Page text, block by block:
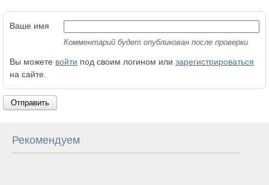
Ваше имя
Комментарий будет опубликован после проверки
Вы можете войти под своим логином или зарегистрироваться
на сайте.
Отправить
Рекомендуем